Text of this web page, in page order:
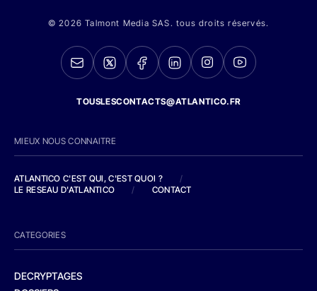
© 2026 Talmont Media SAS. tous droits réservés.
TOUSLESCONTACTS@ATLANTICO.FR
MIEUX NOUS CONNAITRE
ATLANTICO C'EST QUI, C'EST QUOI ?
/
LE RESEAU D'ATLANTICO
/ CONTACT
CATEGORIES
DECRYPTAGES